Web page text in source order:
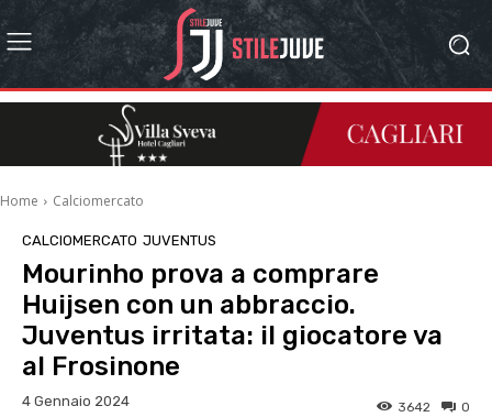
Home Calciomercato
CALCIOMERCATO JUVENTUS
Mourinho prova a comprare
Huijsen con un abbraccio.
Juventus irritata: il giocatore va
al Frosinone
4 Gennaio 2024 0
3642